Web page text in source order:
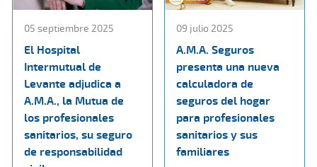
05 septiembre 2025
El Hospital
Intermutual de
Levante adjudica a
A.M.A., la Mutua de
los profesionales
sanitarios, su seguro
de responsabilidad
09 julio 2025
A.M.A. Seguros
presenta una nueva
calculadora de
seguros del hogar
para profesionales
sanitarios y sus
familiares